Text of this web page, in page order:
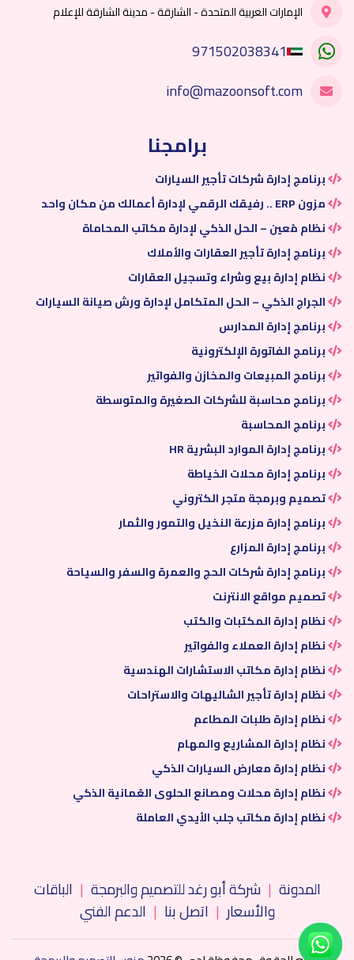
الإمارات العربية المتحدة - الشارقة - مدينة الشارقة للإعلام
971502038341
info@mazoonsoft.com
برامجنا
برنامج إدارة شركات تأجير السيارات
مزون ERP .. رفيقك الرقمي لإدارة أعمالك من مكان واحد
نظام مُعين – الحل الذكي لإدارة مكاتب المحاماة
برنامج إدارة تأجير العقارات والأملاك
نظام إدارة بيع وشراء وتسجيل العقارات
الجراج الذكي – الحل المتكامل لإدارة ورش صيانة السيارات
برنامج إدارة المدارس
برنامج الفاتورة الإلكترونية
برنامج المبيعات والمخازن والفواتير
برنامج محاسبة للشركات الصغيرة والمتوسطة
برنامج المحاسبة
برنامج إدارة الموارد البشرية HR
برنامج إدارة محلات الخياطة
تصميم وبرمجة متجر الكتروني
برنامج إدارة مزرعة النخيل والتمور والثمار
برنامج إدارة المزارع
برنامج إدارة شركات الحج والعمرة والسفر والسياحة
تصميم مواقع الانترنت
نظام إدارة المكتبات والكتب
نظام إدارة العملاء والفواتير
نظام إدارة مكاتب الاستشارات الهندسية
نظام إدارة تأجير الشاليهات والاستراحات
نظام إدارة طلبات المطاعم
نظام إدارة المشاريع والمهام
نظام إدارة معارض السيارات الذكي
نظام إدارة محلات ومصانع الحلوى العُمانية الذكي
نظام إدارة مكاتب جلب الأيدي العاملة
المدونة | شركة أبو رغد للتصميم والبرمجة | الباقات
والأسعار | اتصل بنا | الدعم الفني